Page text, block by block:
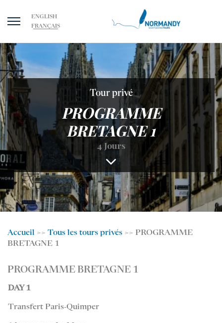
ENGLISH
FRANÇAIS
Tour privé
PROGRAMME
BRETAGNE 1
4 Jours
Accueil >> Tous les tours privés >> PROGRAMME
BRETAGNE 1
PROGRAMME BRETAGNE 1
DAY 1
Transfert Paris-Quimper